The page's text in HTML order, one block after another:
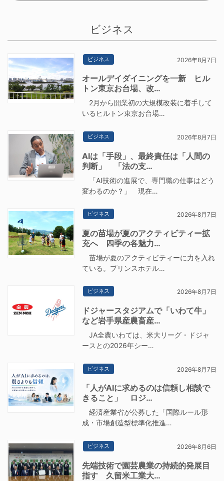
ビジネス
ビジネス 2026年8月7日
オールデイダイニングを一新 ヒル
トン東京お台場、改…
2月から開業初の大規模改装に着手して
いるヒルトン東京お台場…
ビジネス 2026年8月7日
AIは「手段」、最終責任は「人間の
判断」 「法の支…
「AI技術の進展で、専門職の仕事はどう
変わるのか？」 現在…
ビジネス 2026年8月7日
夏の苗場が夏のアクティビティー拡
充へ 四季の各魅力…
苗場が夏のアクティビティーに力を入れ
ている。プリンスホテル…
ビジネス 2026年8月7日
ドジャースタジアムで「いわて牛」
など岩手県産農畜産…
JA全農いわては、米大リーグ・ドジャ
ースとの2026年シー…
ビジネス 2026年8月7日
「人がAIに求めるのは信頼し相談で
きること」 ロジ…
経済産業省が公募した「国際ルール形
成・市場創造型標準化推進…
ビジネス 2026年8月6日
先端技術で園芸農業の持続的発展目
指す 久留米工業大…